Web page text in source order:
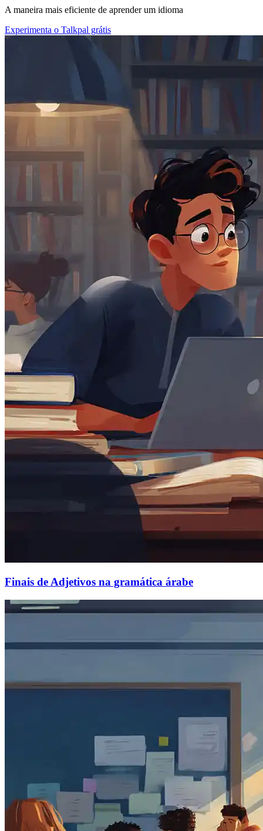
A maneira mais eficiente de aprender um idioma
Experimenta o Talkpal grátis
Finais de Adjetivos na gramática árabe